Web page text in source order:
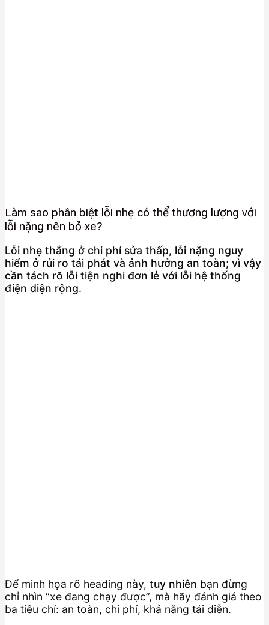
Làm sao phân biệt lỗi nhẹ có thể thương lượng với
lỗi nặng nên bỏ xe?
Lỗi nhẹ thắng ở chi phí sửa thấp, lỗi nặng nguy
hiểm ở rủi ro tái phát và ảnh hưởng an toàn; vì vậy
cần tách rõ lỗi tiện nghi đơn lẻ với lỗi hệ thống
điện diện rộng.
Để minh họa rõ heading này, tuy nhiên bạn đừng
chỉ nhìn “xe đang chạy được”, mà hãy đánh giá theo
ba tiêu chí: an toàn, chi phí, khả năng tái diễn.